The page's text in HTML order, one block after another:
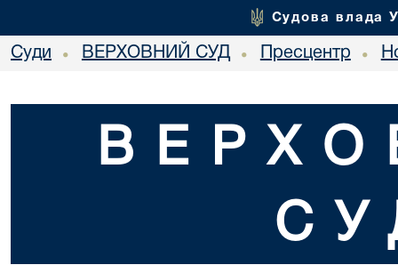
Судова влада
Суди • ВЕРХОВНИЙ СУД • Пресцентр •